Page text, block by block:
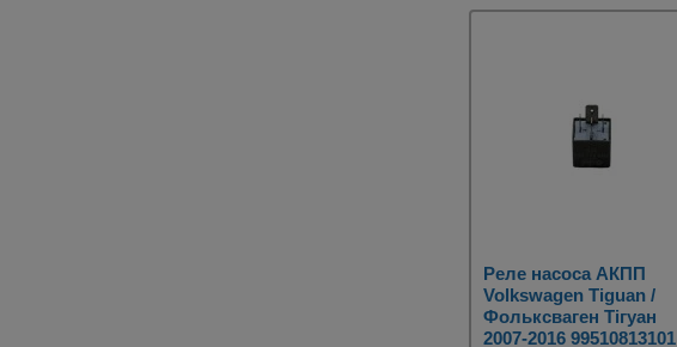
Реле насоса АКПП
Volkswagen Tiguan /
Фольксваген Тігуан
2007-2016 99510813101